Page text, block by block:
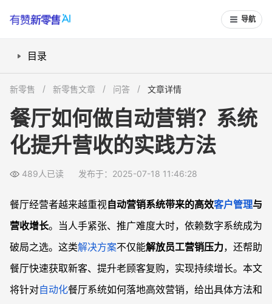
导航
目录
老顾客如何用自动化手段激活？
餐厅自动营销系统有哪些关键功能？
自动营销会不会让顾客反感或者流失？
新开业餐厅没粉丝，自动营销起作用吗？
新零售 新零售文章 问答 文章详情
餐厅如何做自动营销？系统
化提升营收的实践方法
489人已读 发布于：2025-07-18 11:46:28
餐厅经营者越来越重视自动营销系统带来的高效客户管理与
营收增长。当人手紧张、推广难度大时，依赖数字系统成为
破局之选。这类解决方案不仅能解放员工营销压力，还帮助
餐厅快速获取新客、提升老顾客复购，实现持续增长。本文
将针对自动化餐厅系统如何落地高效营销，给出具体方法和